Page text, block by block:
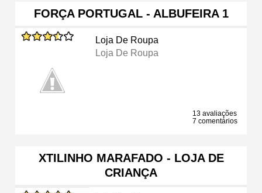
FORÇA PORTUGAL - ALBUFEIRA 1
Loja De Roupa
Loja De Roupa
13 avaliações
7 comentários
XTILINHO MARAFADO - LOJA DE
CRIANÇA